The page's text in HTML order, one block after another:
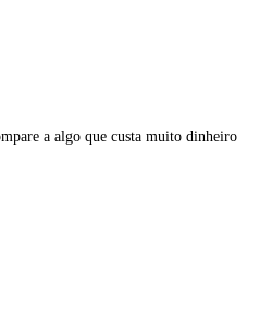
a algo que custa muito dinheiro